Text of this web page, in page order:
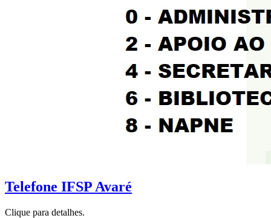
Telefone IFSP Avaré
Clique para detalhes.